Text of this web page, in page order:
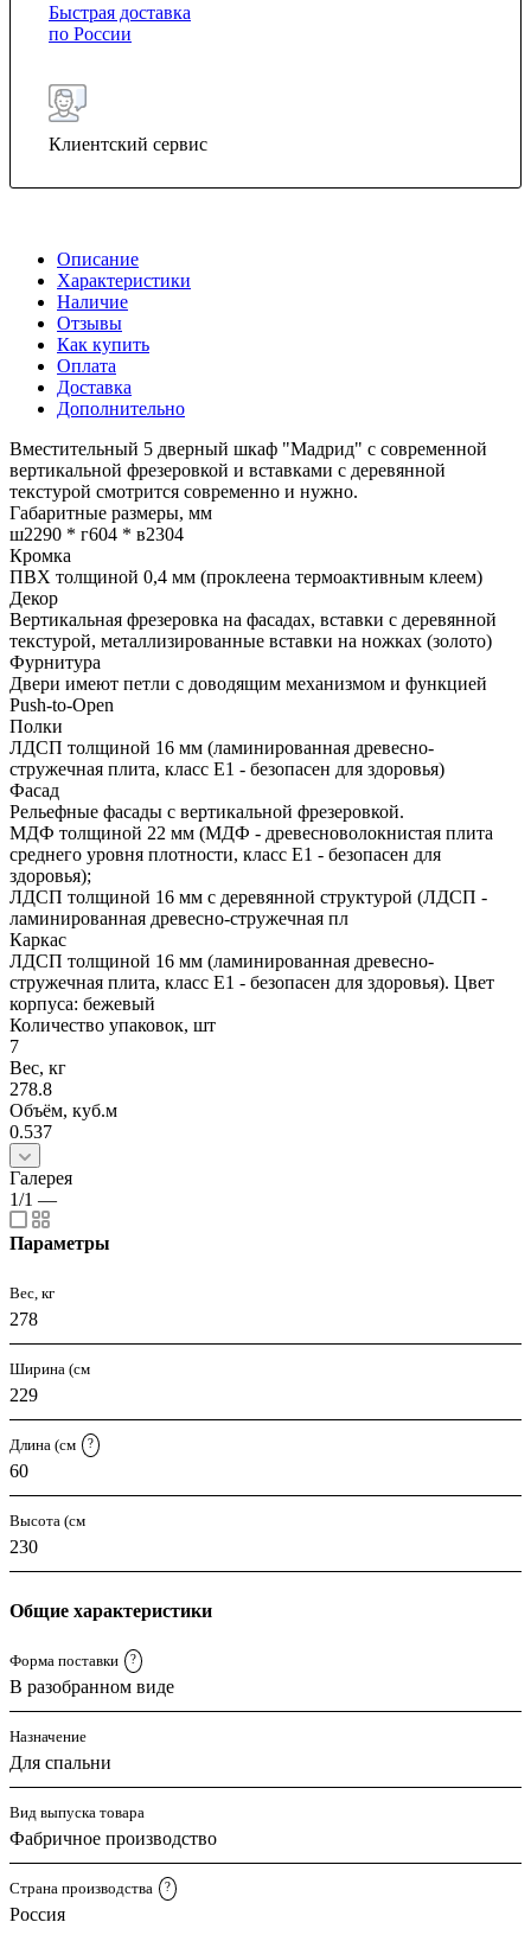
Быстрая доставка
по России
Клиентский сервис
Описание
Характеристики
Наличие
Отзывы
Как купить
Оплата
Доставка
Дополнительно
Вместительный 5 дверный шкаф "Мадрид" с современной
вертикальной фрезеровкой и вставками с деревянной
текстурой смотрится современно и нужно.
Габаритные размеры, мм
ш2290 * г604 * в2304
Кромка
ПВХ толщиной 0,4 мм (проклеена термоактивным клеем)
Декор
Вертикальная фрезеровка на фасадах, вставки с деревянной
текстурой, металлизированные вставки на ножках (золото)
Фурнитура
Двери имеют петли с доводящим механизмом и функцией
Push-to-Open
Полки
ЛДСП толщиной 16 мм (ламинированная древесно-
стружечная плита, класс E1 - безопасен для здоровья)
Фасад
Рельефные фасады с вертикальной фрезеровкой.
МДФ толщиной 22 мм (МДФ - древесноволокнистая плита
среднего уровня плотности, класс E1 - безопасен для
здоровья);
ЛДСП толщиной 16 мм с деревянной структурой (ЛДСП -
ламинированная древесно-стружечная пл
Каркас
ЛДСП толщиной 16 мм (ламинированная древесно-
стружечная плита, класс E1 - безопасен для здоровья). Цвет
корпуса: бежевый
Количество упаковок, шт
7
Вес, кг
278.8
Объём, куб.м
0.537
Галерея
1/1 —
Параметры
Вес, кг
278
Ширина (см
229
Длина (см ?
60
Высота (см
230
Общие характеристики
Форма поставки ?
В разобранном виде
Назначение
Для спальни
Вид выпуска товара
Фабричное производство
Страна производства ?
Россия